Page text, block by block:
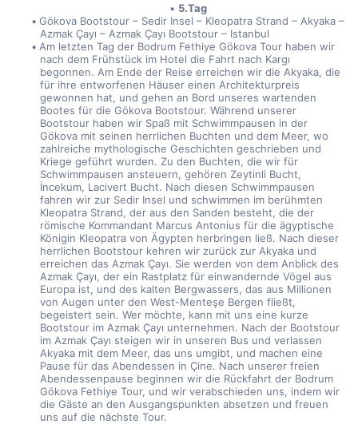
5.Tag
Gökova Bootstour – Sedir Insel – Kleopatra Strand – Akyaka –
Azmak Çayı – Azmak Çayı Bootstour – Istanbul
Am letzten Tag der Bodrum Fethiye Gökova Tour haben wir
nach dem Frühstück im Hotel die Fahrt nach Kargı
begonnen. Am Ende der Reise erreichen wir die Akyaka, die
für ihre entworfenen Häuser einen Architekturpreis
gewonnen hat, und gehen an Bord unseres wartenden
Bootes für die Gökova Bootstour. Während unserer
Bootstour haben wir Spaß mit Schwimmpausen in der
Gökova mit seinen herrlichen Buchten und dem Meer, wo
zahlreiche mythologische Geschichten geschrieben und
Kriege geführt wurden. Zu den Buchten, die wir für
Schwimmpausen ansteuern, gehören Zeytinli Bucht,
İncekum, Lacivert Bucht. Nach diesen Schwimmpausen
fahren wir zur Sedir Insel und schwimmen im berühmten
Kleopatra Strand, der aus den Sanden besteht, die der
römische Kommandant Marcus Antonius für die ägyptische
Königin Kleopatra von Ägypten herbringen ließ. Nach dieser
herrlichen Bootstour kehren wir zurück zur Akyaka und
erreichen das Azmak Çayı. Sie werden von dem Anblick des
Azmak Çayı, der ein Rastplatz für einwandernde Vögel aus
Europa ist, und des kalten Bergwassers, das aus Millionen
von Augen unter den West-Menteşe Bergen fließt,
begeistert sein. Wer möchte, kann mit uns eine kurze
Bootstour im Azmak Çayı unternehmen. Nach der Bootstour
im Azmak Çayı steigen wir in unseren Bus und verlassen
Akyaka mit dem Meer, das uns umgibt, und machen eine
Pause für das Abendessen in Çine. Nach unserer freien
Abendessenpause beginnen wir die Rückfahrt der Bodrum
Gökova Fethiye Tour, und wir verabschieden uns, indem wir
die Gäste an den Ausgangspunkten absetzen und freuen
uns auf die nächste Tour.